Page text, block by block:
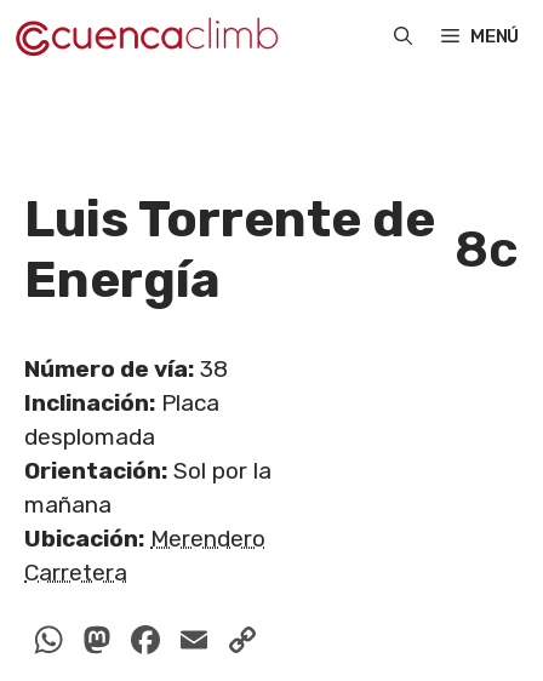
Saltar
al
MENÚ
Luis Torrente de
Energía
8c
Número de vía: 38
Inclinación: Placa
desplomada
Orientación: Sol por la
mañana
Ubicación: Merendero
Carretera
WhatsApp
Mastodon
Facebook
Email